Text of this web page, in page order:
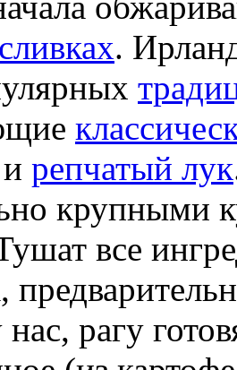
.
репчатый лук
крупными
все
рагу